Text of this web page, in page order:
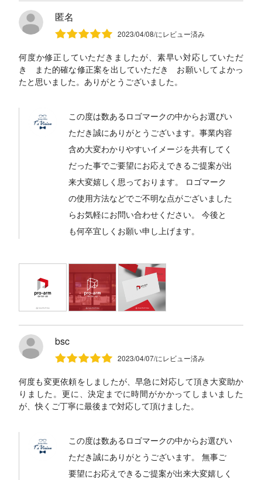
匿名
2023/04/08/にレビュー済み
何度か修正していただきましたが、素早い対応していただ
き また的確な修正案を出していただき お願いしてよかっ
たと思いました。ありがとうございました。
この度は数あるロゴマークの中からお選びい
ただき誠にありがとうございます。事業内容
含め大変わかりやすいイメージを共有してく
だった事でご要望にお応えできるご提案が出
来大変嬉しく思っております。 ロゴマーク
の使用方法などでご不明な点がございました
らお気軽にお問い合わせください。 今後と
も何卒宜しくお願い申し上げます。
bsc
2023/04/07/にレビュー済み
何度も変更依頼をしましたが、早急に対応して頂き大変助か
りました。更に、決定までに時間がかかってしまいました
が、快くご丁寧に最後まで対応して頂けました。
この度は数あるロゴマークの中からお選びい
ただき誠にありがとうございます。 無事ご
要望にお応えできるご提案が出来大変嬉しく